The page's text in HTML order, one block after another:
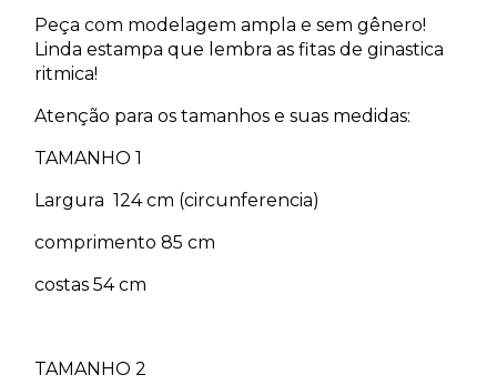
Peça com modelagem ampla e sem gênero!
Linda estampa que lembra as fitas de ginastica
ritmica!
Atenção para os tamanhos e suas medidas:
TAMANHO 1
Largura 124 cm (circunferencia)
comprimento 85 cm
costas 54 cm
TAMANHO 2